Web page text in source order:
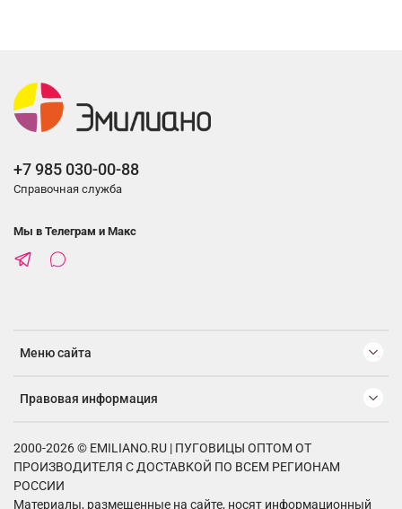
Меню сайта
Правовая информация
+7 985 030-00-88
Справочная служба
Мы в Телеграм и Макс
2000-2026 © EMILIANO.RU | ПУГОВИЦЫ ОПТОМ ОТ
ПРОИЗВОДИТЕЛЯ С ДОСТАВКОЙ ПО ВСЕМ РЕГИОНАМ
РОССИИ
Материалы, размещенные на сайте, носят информационный